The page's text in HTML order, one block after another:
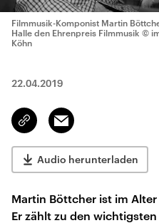
Filmmusik-Komponist Martin
Halle den Ehrenpreis Filmmusik ©
Köhn
22.04.2019
Link
kopieren/teilen
Email
Audio herunterladen
Martin Böttcher ist im
Er zählt zu den